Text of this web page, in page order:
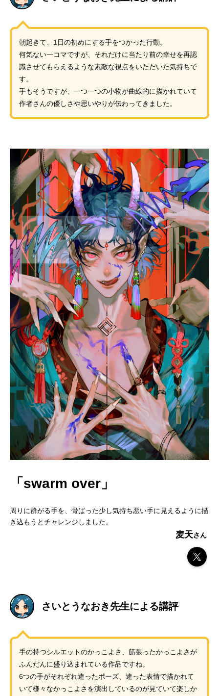
朝起きて、1日の初めにする手をつかった行動。
何気ない一コマですが、それだけに当たり前の幸せを再認
識させてもらえるような素敵な視点をいただいた気持ちで
す。
手もそうですが、一つ一つの小物が曲線的に描かれていて
作者さんの優しさや思いやりが伝わってきました。
「swarm over」
周りに群がる手を、骨ばった少し気持ち悪い手に見えるように描
き込もうとチャレンジしました。
麦天
さいとうなおき先生による講評
手の持つシルエットのかっこよさ、筋張ったかっこよさが
ふんだんに盛り込まれている作品ですね。
6つの手がそれぞれ違ったポーズ、違った表情で描かれて
いて様々なかっこよさを演出しているのが見ていて楽しか